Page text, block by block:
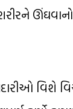
શરીરને
વિશે